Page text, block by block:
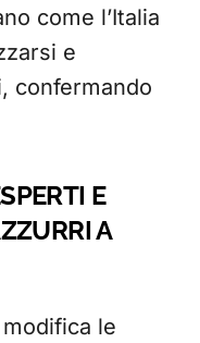
come l’Italia
e
confermando
E
A
modifica le